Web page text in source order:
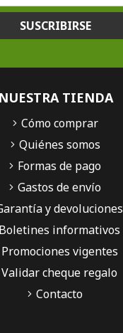
SUSCRIBIRSE
NUESTRA TIENDA
Cómo comprar
Quiénes somos
Formas de pago
Gastos de envío
y devoluciones
Boletines informativos
Promociones vigentes
Validar cheque regalo
Contacto